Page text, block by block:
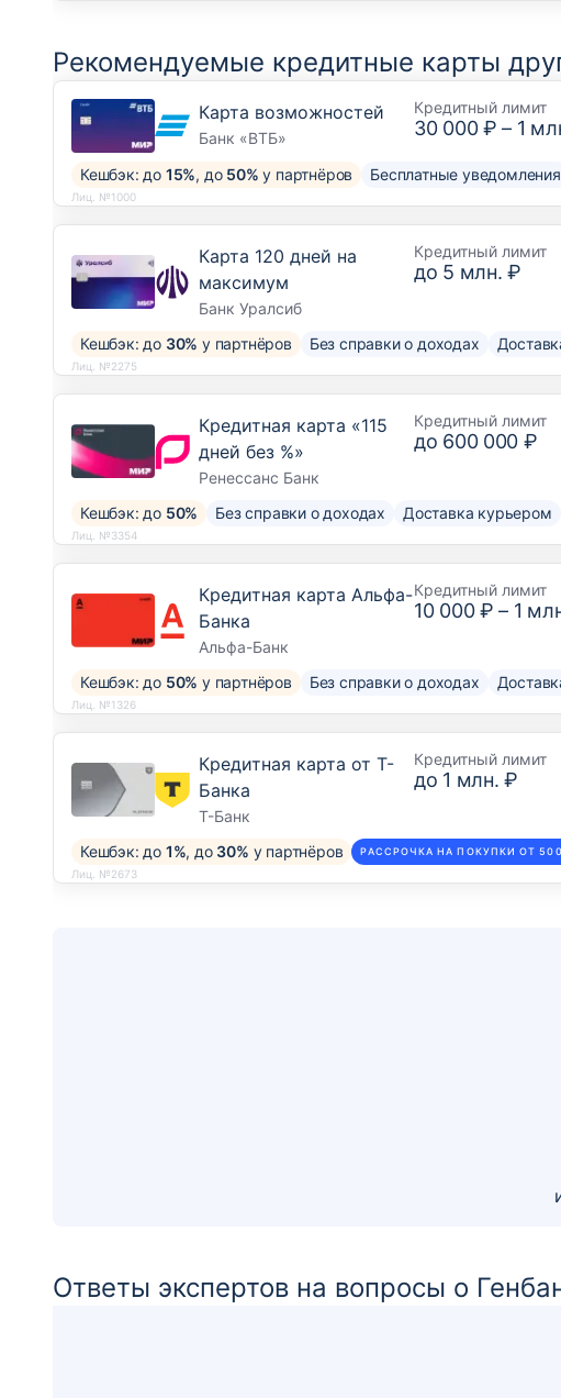
Рекомендуемые кредитные карты
Карта возможностей
Банк «ВТБ»
Кредитный лимит
30 000 ₽ – 1
Кешбэк: до 15%, до 50% у партнёров Бесплатные уведомления
Лиц. №1000
Карта 120 дней на
максимум
Банк Уралсиб
Кредитный лимит
до 5 млн. ₽
Кешбэк: до 30% у партнёров Без справки о доходах
Лиц. №2275
Кредитная карта «115
дней без %»
Ренессанс Банк
Кредитный лимит
до 600 000 ₽
Кешбэк: до 50% Без справки о доходах Доставка курьером
Лиц. №3354
Кредитная карта Альфа-
Банка
Альфа-Банк
Кредитный лимит
10 000 ₽ – 1
Кешбэк: до 50% у партнёров Без справки о доходах
Лиц. №1326
Кредитная карта от Т-
Банка
Т-Банк
Кредитный лимит
до 1 млн. ₽
Кешбэк: до 1%, до 30% у партнёров РАССРОЧКА НА ПОКУПКИ ОТ
Лиц. №2673
Ответы экспертов на вопросы о